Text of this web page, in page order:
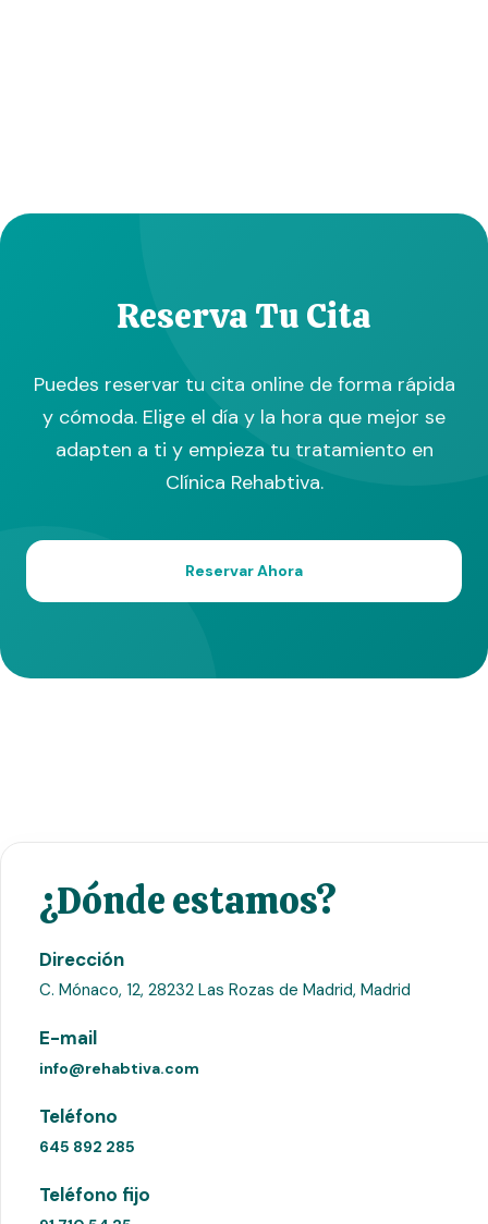
Reserva Tu Cita
Puedes reservar tu cita online de forma rápida
y cómoda. Elige el día y la hora que mejor se
adapten a ti y empieza tu tratamiento en
Clínica Rehabtiva.
Reservar Ahora
¿Dónde estamos?
Dirección
C. Mónaco, 12, 28232 Las Rozas de Madrid, Madrid
E-mail
info@rehabtiva.com
Teléfono
645 892 285
Teléfono fijo